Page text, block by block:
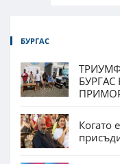
БУРГАС
Когато